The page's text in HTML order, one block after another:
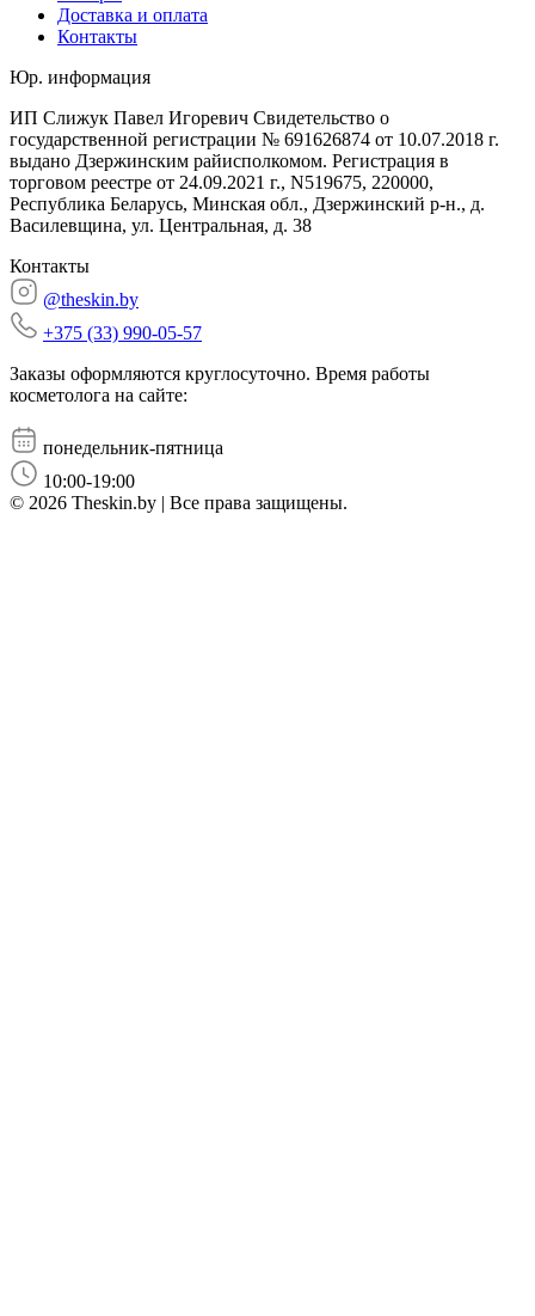
Доставка и оплата
Контакты
Юр. информация
ИП Слижук Павел Игоревич Свидетельство о
государственной регистрации № 691626874 от 10.07.2018 г.
выдано Дзержинским райисполкомом. Регистрация в
торговом реестре от 24.09.2021 г., N519675, 220000,
Республика Беларусь, Минская обл., Дзержинский р-н., д.
Василевщина, ул. Центральная, д. 38
Контакты
@theskin.by
+375 (33) 990-05-57
Заказы оформляются круглосуточно. Время работы
косметолога на сайте:
понедельник-пятница
10:00-19:00
© 2026 Theskin.by | Все права защищены.